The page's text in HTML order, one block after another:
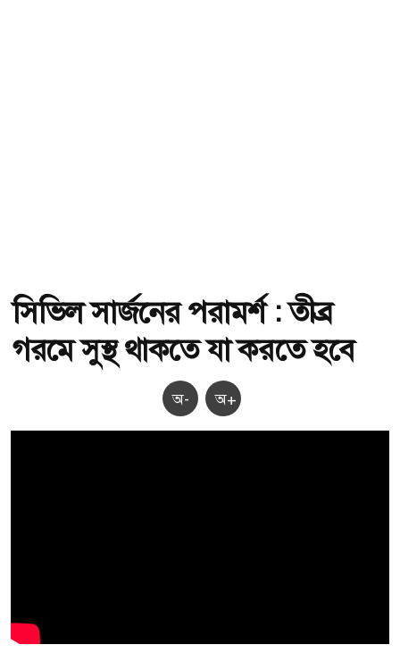
সিভিল সার্জনের পরামর্শ : তীব্র
গরমে সুস্থ থাকতে যা করতে হবে
অ- অ+